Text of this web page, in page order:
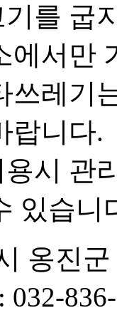
를 굽
에서만
쓰레기
랍니다.
시 관
있습니
옹진